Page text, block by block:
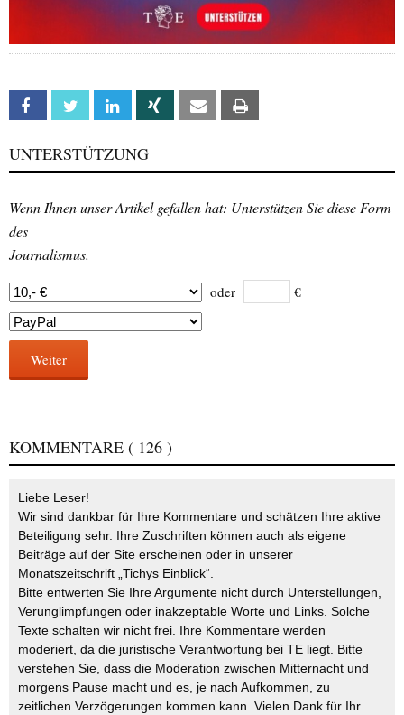
Facebook Twitter Linkedin Xing Email
UNTERSTÜTZUNG
Wenn Ihnen unser Artikel gefallen hat: Unterstützen Sie diese Form
des
Journalismus.
oder €
Weiter
KOMMENTARE ( 126 )
Liebe Leser!
Wir sind dankbar für Ihre Kommentare und schätzen Ihre aktive
Beteiligung sehr. Ihre Zuschriften können auch als eigene
Beiträge auf der Site erscheinen oder in unserer
Monatszeitschrift „Tichys Einblick“.
Bitte entwerten Sie Ihre Argumente nicht durch Unterstellungen,
Verunglimpfungen oder inakzeptable Worte und Links. Solche
Texte schalten wir nicht frei. Ihre Kommentare werden
moderiert, da die juristische Verantwortung bei TE liegt. Bitte
verstehen Sie, dass die Moderation zwischen Mitternacht und
morgens Pause macht und es, je nach Aufkommen, zu
zeitlichen Verzögerungen kommen kann. Vielen Dank für Ihr